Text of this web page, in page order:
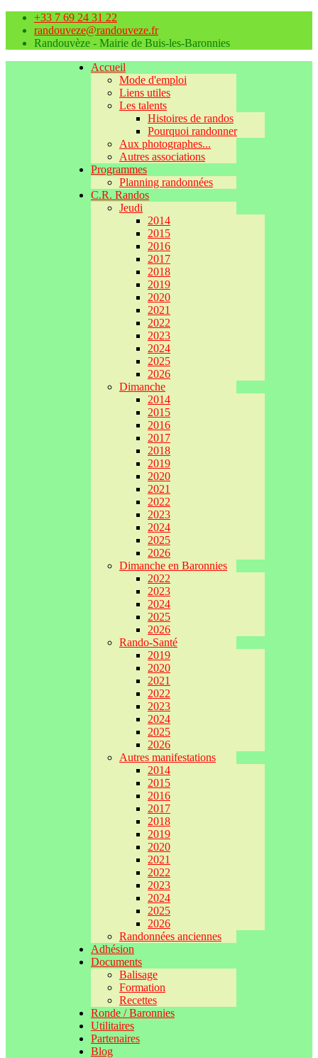
+33 7 69 24 31 22
randouveze@randouveze.fr
Randouvèze - Mairie de Buis-les-Baronnies
Accueil
Mode d'emploi
Liens utiles
Les talents
Histoires de randos
Pourquoi randonner
Aux photographes...
Autres associations
Programmes
Planning randonnées
C.R. Randos
Jeudi
2014
2015
2016
2017
2018
2019
2020
2021
2022
2023
2024
2025
2026
Dimanche
2014
2015
2016
2017
2018
2019
2020
2021
2022
2023
2024
2025
2026
Dimanche en Baronnies
2022
2023
2024
2025
2026
Rando-Santé
2019
2020
2021
2022
2023
2024
2025
2026
Autres manifestations
2014
2015
2016
2017
2018
2019
2020
2021
2022
2023
2024
2025
2026
Randonnées anciennes
Adhésion
Documents
Balisage
Formation
Recettes
Ronde / Baronnies
Utilitaires
Partenaires
Blog